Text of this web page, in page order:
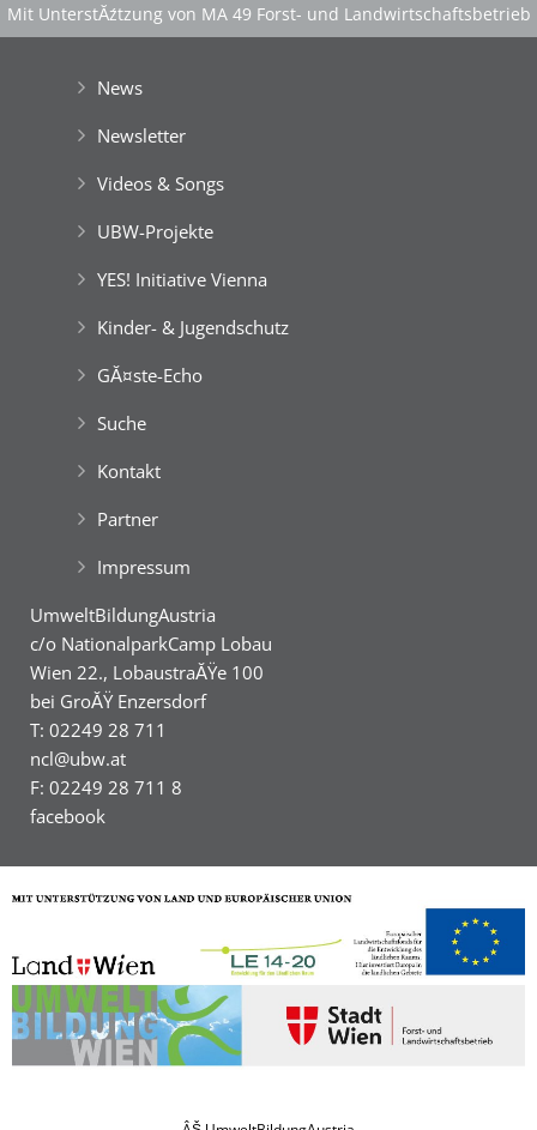
Mit UnterstĂźtzung von MA 49 Forst- und Landwirtschaftsbetrieb
News
Newsletter
Videos & Songs
UBW-Projekte
YES! Initiative Vienna
Kinder- & Jugendschutz
GĂ¤ste-Echo
Suche
Kontakt
Partner
Impressum
UmweltBildungAustria
c/o NationalparkCamp Lobau
Wien 22., LobaustraĂŸe 100
bei GroĂŸ Enzersdorf
T: 02249 28 711
ncl@ubw.at
F: 02249 28 711 8
facebook